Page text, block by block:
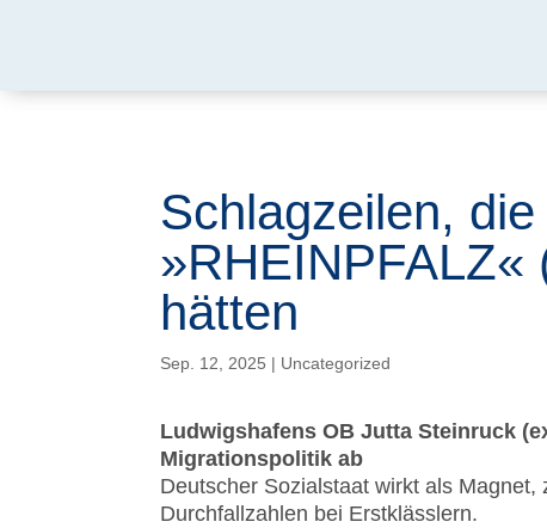
Schlagzeilen,
»RHEINPFALZ«
hätten
Sep. 12, 2025 | Uncategorized
Ludwigshafens OB Jutta Steinruck
Migrationspolitik ab
Deutscher Sozialstaat wirkt als
Durchfallzahlen bei Erstklässlern.